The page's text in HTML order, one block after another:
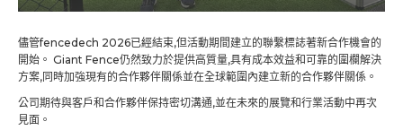
儘管fencedech 2026已經結束,但活動期間建立的聯繫標誌著新合作機會的
開始。 Giant Fence仍然致力於提供高質量,具有成本效益和可靠的圍欄解決
方案,同時加強現有的合作夥伴關係並在全球範圍內建立新的合作夥伴關係。
公司期待與客戶和合作夥伴保持密切溝通,並在未來的展覽和行業活動中再次
見面。